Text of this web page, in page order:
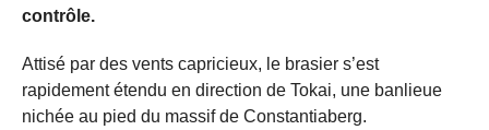
contrôle.
Attisé par des vents capricieux, le brasier s’est
rapidement étendu en direction de Tokai, une banlieue
nichée au pied du massif de Constantiaberg.